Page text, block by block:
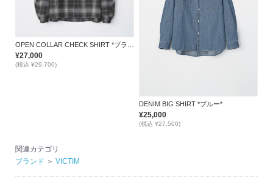
¥27,000
(税込 ¥29,700)
DENIM BIG SHIRT *ブルー*
¥25,000
(税込 ¥27,500)
関連カテゴリ
ブランド ＞ VICTIM